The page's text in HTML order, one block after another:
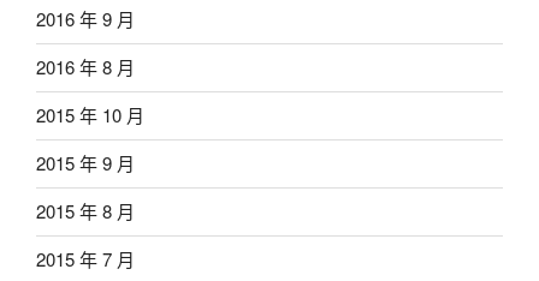
2016 年 9 月
2016 年 8 月
2015 年 10 月
2015 年 9 月
2015 年 8 月
2015 年 7 月